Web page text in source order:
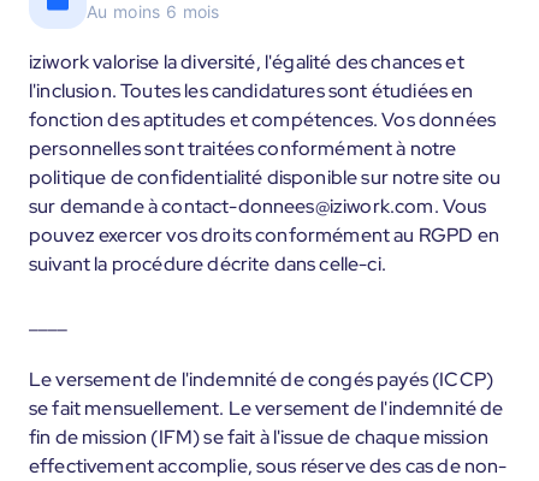
Au moins 6 mois
iziwork valorise la diversité, l'égalité des chances et
l'inclusion. Toutes les candidatures sont étudiées en
fonction des aptitudes et compétences. Vos données
personnelles sont traitées conformément à notre
politique de confidentialité disponible sur notre site ou
sur demande à contact-donnees@iziwork.com. Vous
pouvez exercer vos droits conformément au RGPD en
suivant la procédure décrite dans celle-ci.
Le versement de l'indemnité de congés payés (ICCP)
se fait mensuellement. Le versement de l'indemnité de
fin de mission (IFM) se fait à l'issue de chaque mission
effectivement accomplie, sous réserve des cas de non-